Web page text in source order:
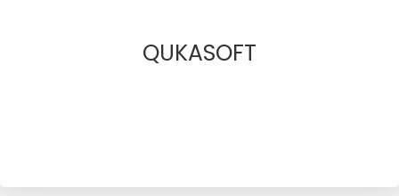
QUKASOFT